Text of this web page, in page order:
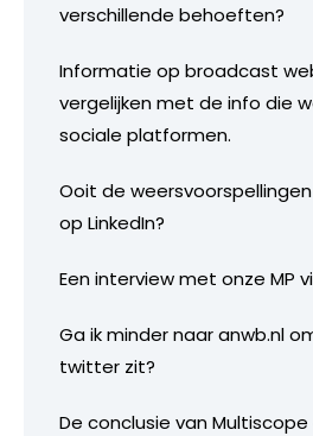
verschillende behoeften?
Informatie op broadcast
vergelijken met de info die
sociale platformen.
Ooit de
op LinkedIn?
Een interview met onze MP
Ga ik minder naar anwb.nl
twitter zit?
De conclusie van